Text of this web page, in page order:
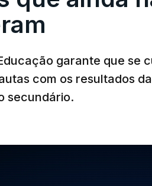
garante que se
com os resultados
secundário.